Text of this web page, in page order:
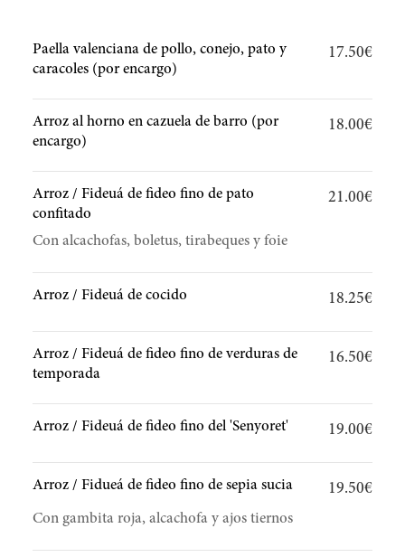
Paella valenciana de pollo, conejo, pato y
caracoles (por encargo)
17.50€
Arroz al horno en cazuela de barro (por
encargo)
18.00€
Arroz / Fideuá de fideo fino de pato
confitado
21.00€
Con alcachofas, boletus, tirabeques y foie
Arroz / Fideuá de cocido 18.25€
Arroz / Fideuá de fideo fino de verduras de
temporada
16.50€
Arroz / Fideuá de fideo fino del 'Senyoret' 19.00€
Arroz / Fidueá de fideo fino de sepia sucia 19.50€
Con gambita roja, alcachofa y ajos tiernos